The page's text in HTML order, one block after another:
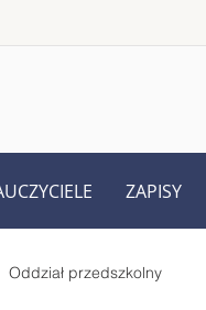
ZAPISY
Oddział przedszkolny